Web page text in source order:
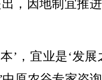
，因地制宜推
，宜业是‘发展